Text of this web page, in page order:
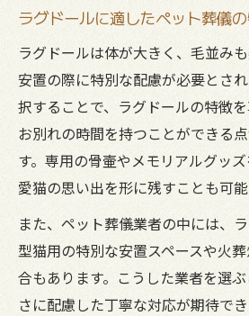
ラグドールに適したペット葬儀
ラグドールは体が大きく、毛並み
安置の際に特別な配慮が必要とさ
択することで、ラグドールの特徴
お別れの時間を持つことができる
す。専用の骨壷やメモリアルグッズ
愛猫の思い出を形に残すことも可能
また、ペット葬儀業者の中には、
型猫用の特別な安置スペースや火
合もあります。こうした業者を選
さに配慮した丁寧な対応が期待で